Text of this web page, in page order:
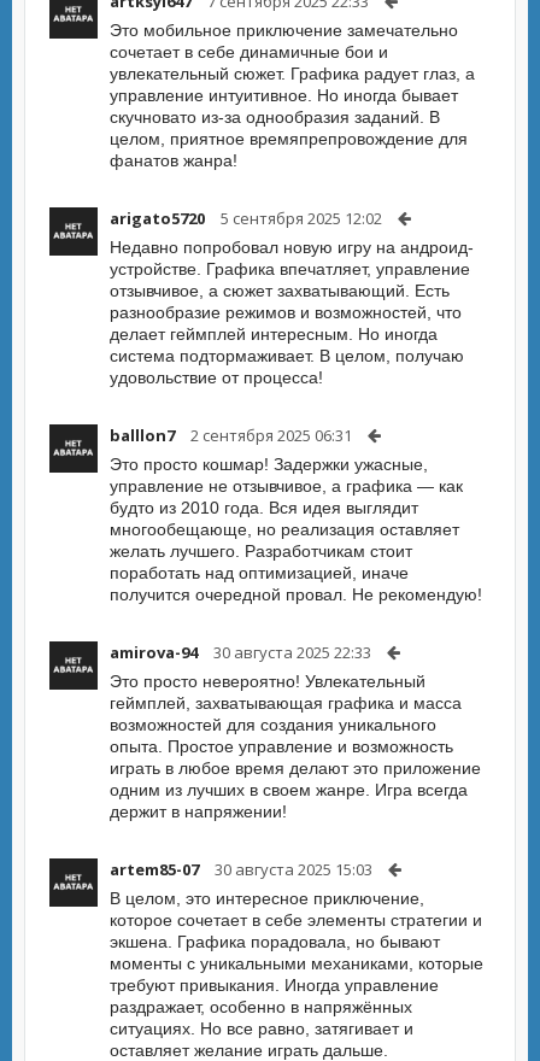
Это мобильное приключение замечательно
сочетает в себе динамичные бои и
увлекательный сюжет. Графика радует глаз, а
управление интуитивное. Но иногда бывает
скучновато из-за однообразия заданий. В
целом, приятное времяпрепровождение для
фанатов жанра!
arigato5720 5 сентября 2025 12:02
Недавно попробовал новую игру на андроид-
устройстве. Графика впечатляет, управление
отзывчивое, а сюжет захватывающий. Есть
разнообразие режимов и возможностей, что
делает геймплей интересным. Но иногда
система подтормаживает. В целом, получаю
удовольствие от процесса!
balllon7 2 сентября 2025 06:31
Это просто кошмар! Задержки ужасные,
управление не отзывчивое, а графика — как
будто из 2010 года. Вся идея выглядит
многообещающе, но реализация оставляет
желать лучшего. Разработчикам стоит
поработать над оптимизацией, иначе
получится очередной провал. Не рекомендую!
amirova-94 30 августа 2025 22:33
Это просто невероятно! Увлекательный
геймплей, захватывающая графика и масса
возможностей для создания уникального
опыта. Простое управление и возможность
играть в любое время делают это приложение
одним из лучших в своем жанре. Игра всегда
держит в напряжении!
artem85-07 30 августа 2025 15:03
В целом, это интересное приключение,
которое сочетает в себе элементы стратегии и
экшена. Графика порадовала, но бывают
моменты с уникальными механиками, которые
требуют привыкания. Иногда управление
раздражает, особенно в напряжённых
ситуациях. Но все равно, затягивает и
оставляет желание играть дальше.